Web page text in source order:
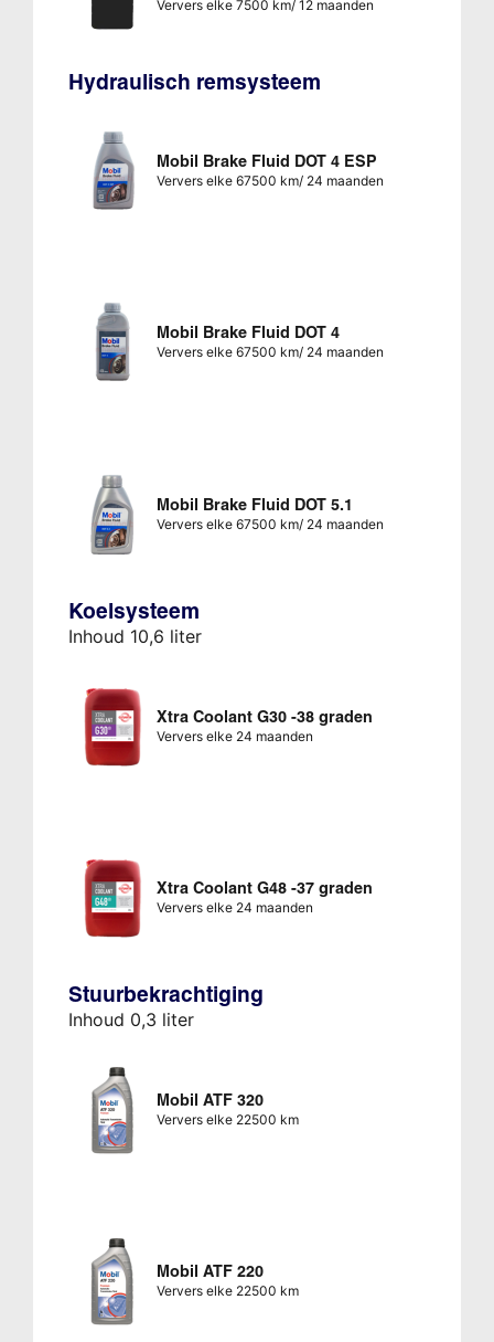
Ververs elke 7500 km/ 12 maanden
Hydraulisch remsysteem
Mobil Brake Fluid DOT 4 ESP
Ververs elke 67500 km/ 24 maanden
Mobil Brake Fluid DOT 4
Ververs elke 67500 km/ 24 maanden
Mobil Brake Fluid DOT 5.1
Ververs elke 67500 km/ 24 maanden
Koelsysteem
Inhoud 10,6 liter
Xtra Coolant G30 -38 graden
Ververs elke 24 maanden
Xtra Coolant G48 -37 graden
Ververs elke 24 maanden
Stuurbekrachtiging
Inhoud 0,3 liter
Mobil ATF 320
Ververs elke 22500 km
Mobil ATF 220
Ververs elke 22500 km